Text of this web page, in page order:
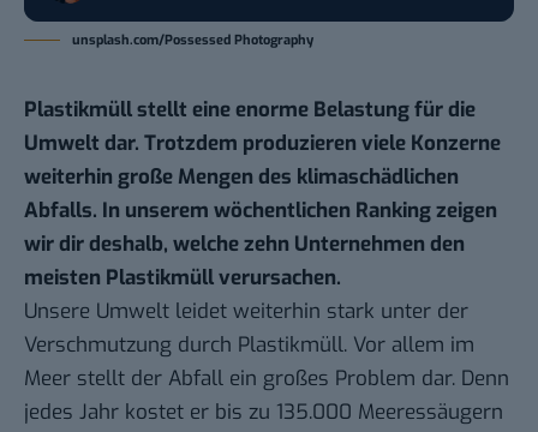
unsplash.com/Possessed Photography
Plastikmüll stellt eine enorme Belastung für die
Umwelt dar. Trotzdem produzieren viele Konzerne
weiterhin große Mengen des klimaschädlichen
Abfalls. In unserem wöchentlichen Rankingzeigen
wir dir deshalb, welche zehn Unternehmen den
meisten Plastikmüll verursachen.
Unsere Umwelt leidet weiterhin stark unter der
Verschmutzung durch Plastikmüll. Vor allem im
Meer stellt der Abfall ein großes Problem dar. Denn
jedes Jahr kostet er bis zu 135.000 Meeressäugern